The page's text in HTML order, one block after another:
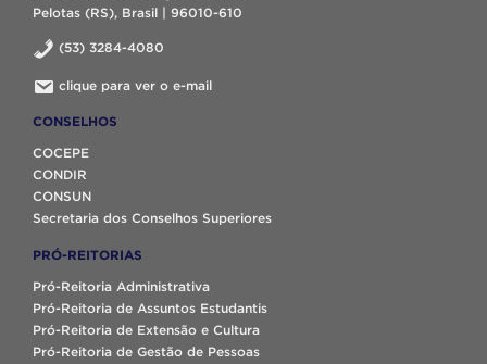
Pelotas (RS), Brasil | 96010-610
(53) 3284-4080
clique para ver o e-mail
CONSELHOS
COCEPE
CONDIR
CONSUN
Secretaria dos Conselhos Superiores
PRÓ-REITORIAS
Pró-Reitoria Administrativa
Pró-Reitoria de Assuntos Estudantis
Pró-Reitoria de Extensão e Cultura
Pró-Reitoria de Gestão de Pessoas